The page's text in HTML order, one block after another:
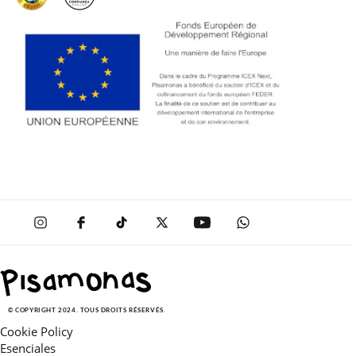
© COPYRIGHT 2024. TOUS DROITS RÉSERVÉS.
Cookie Policy
Esenciales